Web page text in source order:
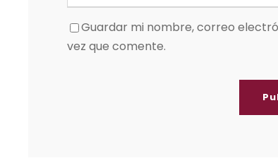
Guardar mi nombre, correo
vez que comente.